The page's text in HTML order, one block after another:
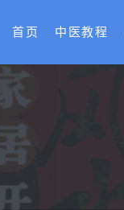
首页 中医教程